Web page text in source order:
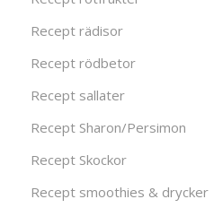
Recept rädisor
Recept rödbetor
Recept sallater
Recept Sharon/Persimon
Recept Skockor
Recept smoothies & drycker